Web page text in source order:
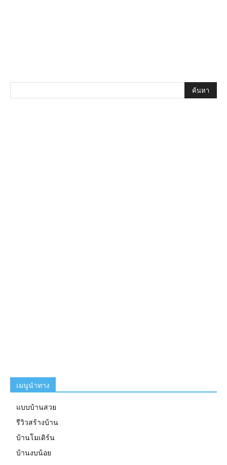
เมนูนำทาง
แบบบ้านสวย
รีวิวสร้างบ้าน
บ้านโมเดิร์น
บ้านงบน้อย